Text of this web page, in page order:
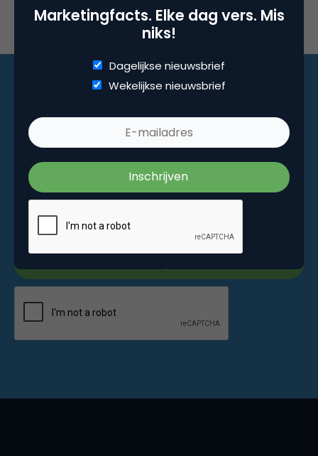
Marketingfacts. Elke dag vers. Mis
niks!
Dagelijkse nieuwsbrief
Wekelijkse nieuwsbrief
Marketingfacts. Elke dag vers. Mis niks!
Dagelijkse nieuwsbrief
Wekelijkse nieuwsbrief